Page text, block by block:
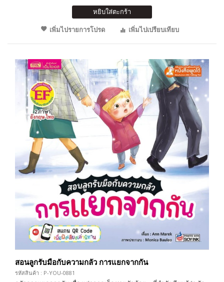
หยิบใส่ตะกร้า
เพิ่มไปรายการโปรด
เพิ่มไปเปรียบเทียบ
สอนลูกรับมือกับความกลัว การแยกจากกัน
รหัสสินค้า : P-YOU-0881